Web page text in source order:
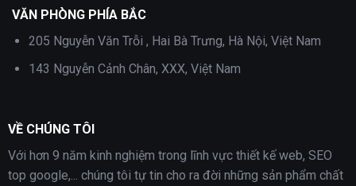
VĂN PHÒNG PHÍA BẮC
205 Nguyễn Văn Trỗi , Hai Bà Trưng, Hà Nội, Việt Nam
143 Nguyễn Cảnh Chân, XXX, Việt Nam
VỀ CHÚNG TÔI
Với hơn 9 năm kinh nghiệm trong lĩnh vực thiết kế web, SEO
top google,... chúng tôi tự tin cho ra đời những sản phẩm chất